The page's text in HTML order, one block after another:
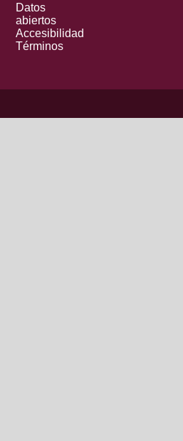
Datos
abiertos
Accesibilidad
Términos